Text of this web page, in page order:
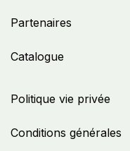
Politique vie privée
Conditions générales
Partenaires
Catalogue